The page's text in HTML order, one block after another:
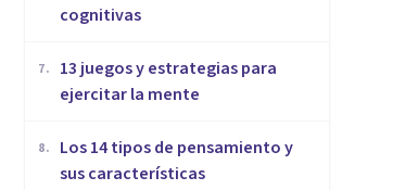
cognitivas
7.
13 juegos y estrategias para
ejercitar la mente
8.
Los 14 tipos de pensamiento y
sus características